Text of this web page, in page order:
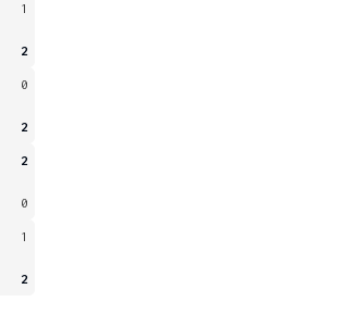
1
2
0
2
2
0
1
2